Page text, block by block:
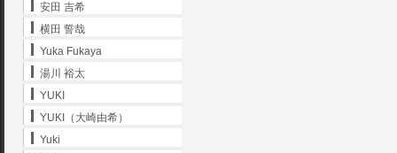
安田 吉希
横田 誓哉
Yuka Fukaya
湯川 裕太
YUKI
YUKI（大崎由希）
Yuki